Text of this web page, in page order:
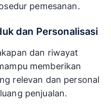
pemesanan.
dan Personalisasi
dan riwayat
memberikan
relevan dan personal
penjualan.